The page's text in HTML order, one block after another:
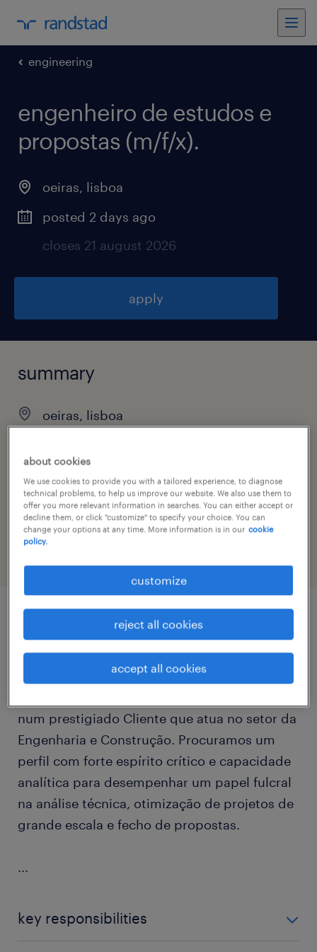
engineering
engenheiro de estudos e
propostas (m/f/x).
oeiras, lisboa
posted 2 days ago
closes 21 august 2026
apply
summary
oeiras, lisboa
job category
engineering
job details
A Randstad está a recrutar um Engenheiro de
num prestigiado Cliente que atua no setor da
Engenharia e Construção. Procuramos um
perfil com forte espírito crítico e capacidade
analítica para desempenhar um papel fulcral
na análise técnica, otimização de projetos de
grande escala e fecho de propostas.
...
key responsibilities
about cookies
We use cookies to provide you with a tailored experience, to diagnose
technical problems, to help us improve our website. We also use them to
offer you more relevant information in searches. You can either accept or
decline them, or click "customize" to specify your choice. You can
change your options at any time. More information is in our cookie
policy.
customize
reject all cookies
accept all cookies